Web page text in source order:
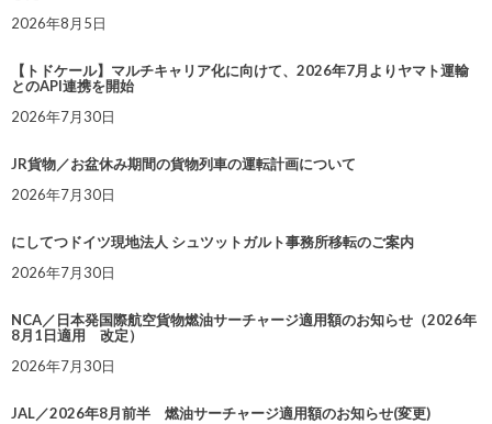
2026年8月5日
【トドケール】マルチキャリア化に向けて、2026年7月よりヤマト運輸
とのAPI連携を開始
2026年7月30日
JR貨物／お盆休み期間の貨物列車の運転計画について
2026年7月30日
にしてつドイツ現地法人 シュツットガルト事務所移転のご案内
2026年7月30日
NCA／日本発国際航空貨物燃油サーチャージ適用額のお知らせ（2026年
8月1日適用 改定）
2026年7月30日
JAL／2026年8月前半 燃油サーチャージ適用額のお知らせ(変更)